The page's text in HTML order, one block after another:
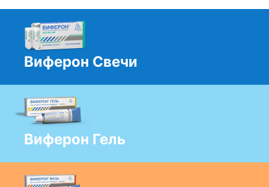
Виферон Свечи
Виферон Гель